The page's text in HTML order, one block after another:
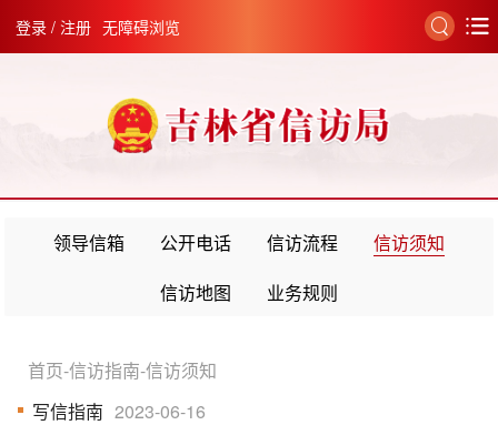
登录/ 注册 无障碍浏览
领导信箱 公开电话 信访流程
信访须知
信访地图
业务规则
首页-信访指南-信访须知
写信指南 2023-06-16